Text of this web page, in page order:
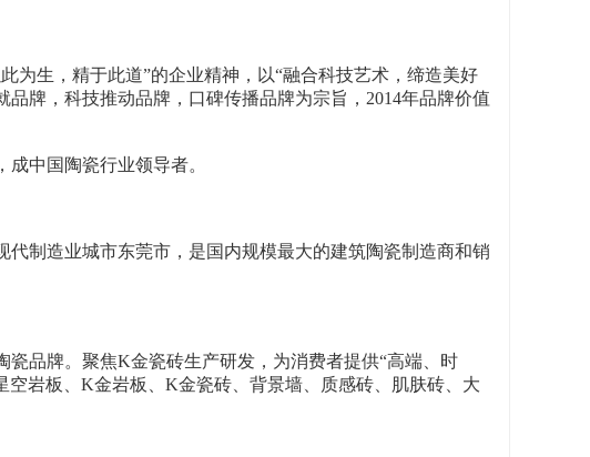
为生，精于此道”的企业精神，以“融合科技艺术，缔造美好
牌，科技推动品牌，口碑传播品牌为宗旨，2014年品牌价值
中国陶瓷行业领导者。
制造业城市东莞市，是国内规模最大的建筑陶瓷制造商和销
品牌。聚焦K金瓷砖生产研发，为消费者提供“高端、时
岩板、K金岩板、K金瓷砖、背景墙、质感砖、肌肤砖、大